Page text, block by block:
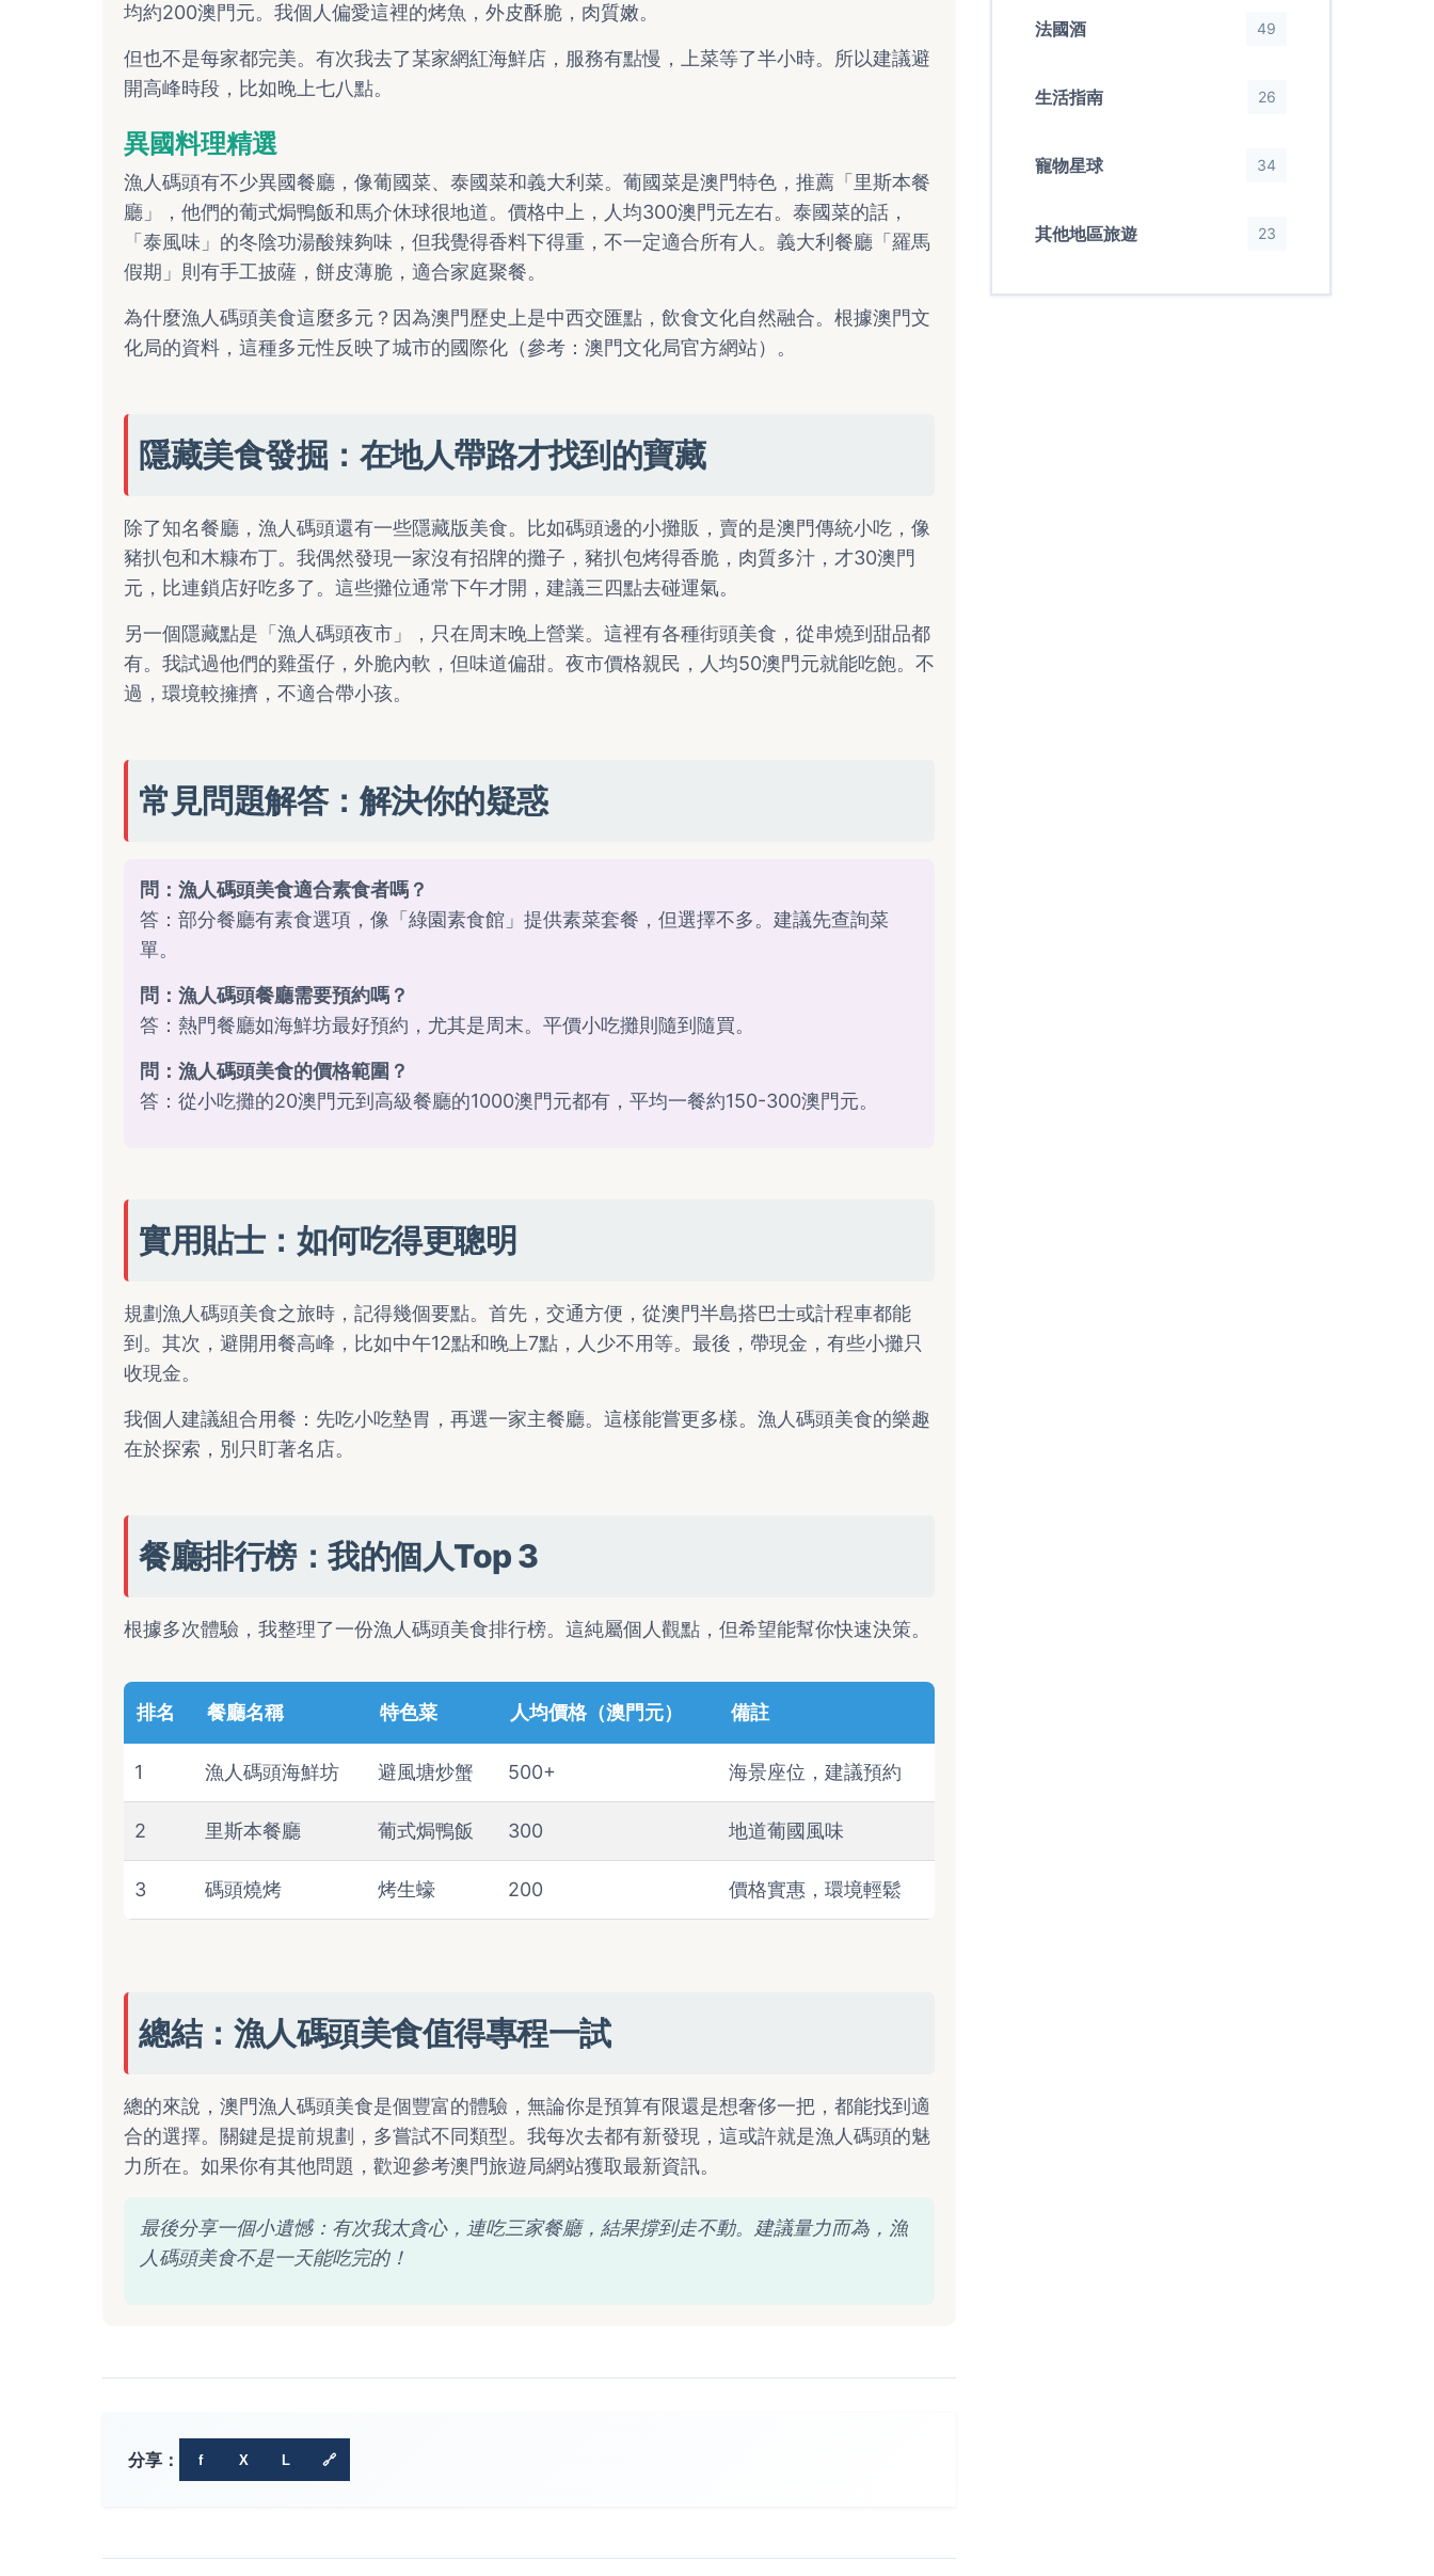
均約200澳門元。我個人偏愛這裡的烤魚，外皮酥脆，肉質嫩。
但也不是每家都完美。有次我去了某家網紅海鮮店，服務有點慢，上菜等了半小時。所以建議避
開高峰時段，比如晚上七八點。
異國料理精選
漁人碼頭有不少異國餐廳，像葡國菜、泰國菜和義大利菜。葡國菜是澳門特色，推薦「里斯本餐
廳」，他們的葡式焗鴨飯和馬介休球很地道。價格中上，人均300澳門元左右。泰國菜的話，
「泰風味」的冬陰功湯酸辣夠味，但我覺得香料下得重，不一定適合所有人。義大利餐廳「羅馬
假期」則有手工披薩，餅皮薄脆，適合家庭聚餐。
為什麼漁人碼頭美食這麼多元？因為澳門歷史上是中西交匯點，飲食文化自然融合。根據澳門文
化局的資料，這種多元性反映了城市的國際化（參考： 澳門文化局官方網站）。
隱藏美食發掘：在地人帶路才找到的寶藏
除了知名餐廳，漁人碼頭還有一些隱藏版美食。比如碼頭邊的小攤販，賣的是澳門傳統小吃，像
豬扒包和木糠布丁。我偶然發現一家沒有招牌的攤子，豬扒包烤得香脆，肉質多汁，才30澳門
元，比連鎖店好吃多了。這些攤位通常下午才開，建議三四點去碰運氣。
另一個隱藏點是「漁人碼頭夜市」，只在周末晚上營業。這裡有各種街頭美食，從串燒到甜品都
有。我試過他們的雞蛋仔，外脆內軟，但味道偏甜。夜市價格親民，人均50澳門元就能吃飽。不
過，環境較擁擠，不適合帶小孩。
常見問題解答：解決你的疑惑
問：漁人碼頭美食適合素食者嗎？
答：部分餐廳有素食選項，像「綠園素食館」提供素菜套餐，但選擇不多。建議先查詢菜
單。
問：漁人碼頭餐廳需要預約嗎？
答：熱門餐廳如海鮮坊最好預約，尤其是周末。平價小吃攤則隨到隨買。
問：漁人碼頭美食的價格範圍？
答：從小吃攤的20澳門元到高級餐廳的1000澳門元都有，平均一餐約150-300澳門元。
實用貼士：如何吃得更聰明
規劃漁人碼頭美食之旅時，記得幾個要點。首先，交通方便，從澳門半島搭巴士或計程車都能
到。其次，避開用餐高峰，比如中午12點和晚上7點，人少不用等。最後，帶現金，有些小攤只
收現金。
我個人建議組合用餐：先吃小吃墊胃，再選一家主餐廳。這樣能嘗更多樣。漁人碼頭美食的樂趣
在於探索，別只盯著名店。
餐廳排行榜：我的個人Top 3
根據多次體驗，我整理了一份漁人碼頭美食排行榜。這純屬個人觀點，但希望能幫你快速決策。
排名 餐廳名稱 特色菜 人均價格（澳門元） 備註
1 漁人碼頭海鮮坊 避風塘炒蟹 500+ 海景座位，建議預約
2 里斯本餐廳 葡式焗鴨飯 300 地道葡國風味
3 碼頭燒烤 烤生蠔 200 價格實惠，環境輕鬆
總結：漁人碼頭美食值得專程一試
總的來說，澳門漁人碼頭美食是個豐富的體驗，無論你是預算有限還是想奢侈一把，都能找到適
合的選擇。關鍵是提前規劃，多嘗試不同類型。我每次去都有新發現，這或許就是漁人碼頭的魅
力所在。如果你有其他問題，歡迎參考澳門旅遊局網站獲取最新資訊。
最後分享一個小遺憾：有次我太貪心，連吃三家餐廳，結果撐到走不動。建議量力而為，漁
人碼頭美食不是一天能吃完的！
分享： f X L 🔗
法國酒 49
生活指南 26
寵物星球 34
其他地區旅遊 23